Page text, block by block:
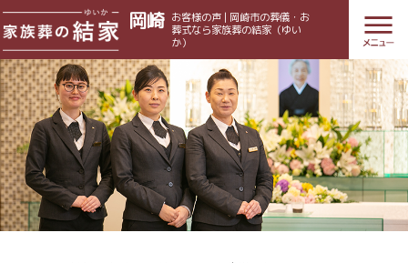
岡崎 お客様の声 | 岡崎市の葬儀・お
葬式なら家族葬の結家（ゆい
か）